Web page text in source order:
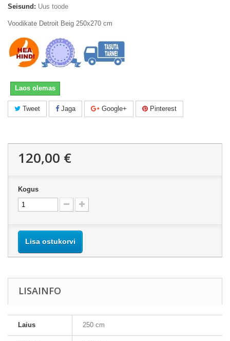
Seisund: Uus toode
Voodikate Detroit Beig 250x270 cm
Laos olemas
Tweet Jaga Google+ Pinterest
120,00 €
Kogus
Lisa ostukorvi
LISAINFO
Laius 250 cm